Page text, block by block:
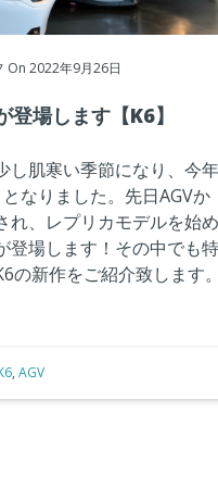
On 2022年9月26日
登場します【K6】
し肌寒い季節になり、今年
なりました。先日AGVか
れ、レプリカモデルを始め
登場します！その中でも特
の新作をご紹介致します。
, AGV